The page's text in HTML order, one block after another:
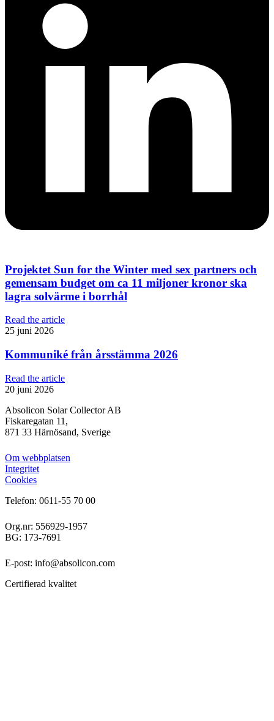
Projektet Sun for the Winter med sex partners och
gemensam budget om ca 11 miljoner kronor ska
lagra solvärme i borrhål
Read the article
25 juni 2026
Kommuniké från årsstämma 2026
Read the article
20 juni 2026
Absolicon Solar Collector AB
Fiskaregatan 11,
871 33 Härnösand, Sverige
Om webbplatsen
Integritet
Cookies
Telefon: 0611-55 70 00
Org.nr: 556929-1957
BG: 173-7691
E-post: info@absolicon.com
Certifierad kvalitet